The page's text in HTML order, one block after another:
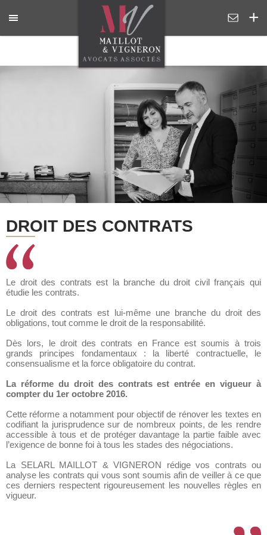
DROIT DES CONTRATS
Le droit des contrats est la branche du droit civil français qui
étudie les contrats.
Le droit des contrats est lui-même une branche du droit des
obligations, tout comme le droit de la responsabilité.
Dès lors, le droit des contrats en France est soumis à trois
grands principes fondamentaux : la liberté contractuelle, le
consensualisme et la force obligatoire du contrat.
La réforme du droit des contrats est entrée en vigueur à
compter du 1er octobre 2016.
Cette réforme a notamment pour objectif de rénover les textes en
codifiant la jurisprudence sur de nombreux points, de les rendre
accessible à tous et de protéger davantage la partie faible avec
l’exigence de bonne foi à tous les stades des négociations.
La SELARL MAILLOT & VIGNERON rédige vos contrats ou
analyse les contrats qui vous sont soumis afin de veiller à ce que
ces derniers respectent rigoureusement les nouvelles règles en
vigueur.